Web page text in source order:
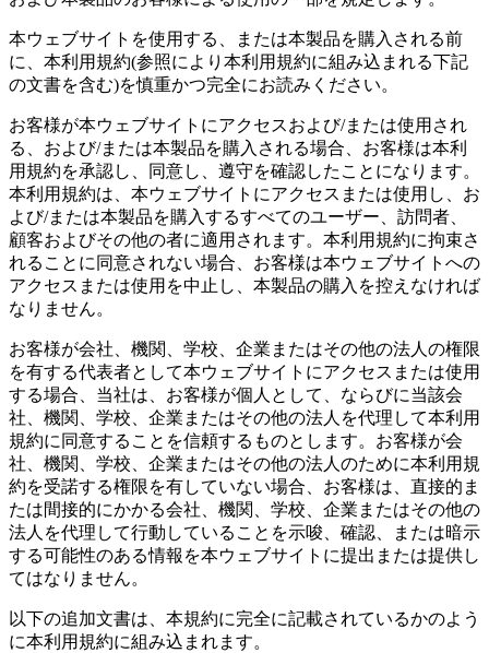
本ウェブサイトを使用する、または本製品を購入される前
に、本利用規約(参照により本利用規約に組み込まれる下記
の文書を含む)を慎重かつ完全にお読みください。
お客様が本ウェブサイトにアクセスおよび/または使用され
る、および/または本製品を購入される場合、お客様は本利
用規約を承認し、同意し、遵守を確認したことになります。
本利用規約は、本ウェブサイトにアクセスまたは使用し、お
よび/または本製品を購入するすべてのユーザー、訪問者、
顧客およびその他の者に適用されます。本利用規約に拘束さ
れることに同意されない場合、お客様は本ウェブサイトへの
アクセスまたは使用を中止し、本製品の購入を控えなければ
なりません。
お客様が会社、機関、学校、企業またはその他の法人の権限
を有する代表者として本ウェブサイトにアクセスまたは使用
する場合、当社は、お客様が個人として、ならびに当該会
社、機関、学校、企業またはその他の法人を代理して本利用
規約に同意することを信頼するものとします。お客様が会
社、機関、学校、企業またはその他の法人のために本利用規
約を受諾する権限を有していない場合、お客様は、直接的ま
たは間接的にかかる会社、機関、学校、企業またはその他の
法人を代理して行動していることを示唆、確認、または暗示
する可能性のある情報を本ウェブサイトに提出または提供し
てはなりません。
以下の追加文書は、本規約に完全に記載されているかのよう
に本利用規約に組み込まれます。